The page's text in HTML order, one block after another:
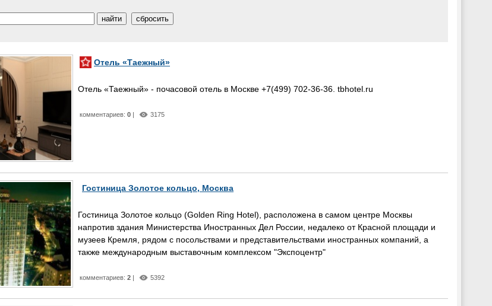
Отель «Таежный»
Отель «Таежный» - почасовой отель в Москве +7(499) 702-36-36. tbhotel.ru
комментариев: 0 | 3175
Гостиница Золотое кольцо, Москва
Гостиница Золотое кольцо (Golden Ring Hotel), расположена в самом центре Москвы
напротив здания Министерства Иностранных Дел России, недалеко от Красной площади и
музеев Кремля, рядом с посольствами и представительствами иностранных компаний, а
также международным выставочным комплексом "Экспоцентр"
комментариев: 2 | 5392